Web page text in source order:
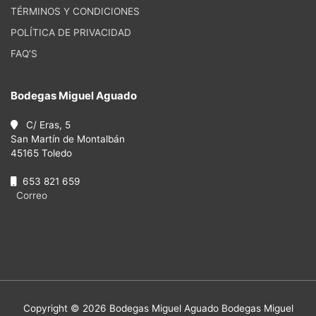
TÉRMINOS Y CONDICIONES
POLÍTICA DE PRIVACIDAD
FAQ’S
Bodegas Miguel Aguado
C/ Eras, 5
San Martín de Montalbán
45165 Toledo
653 821 659
Correo
Copyright © 2026 Bodegas Miguel AguadoBodegas Miguel